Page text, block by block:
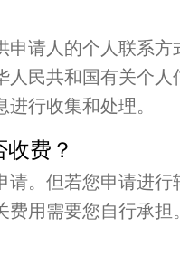
申请人的个人联系方
人民共和国有关个
行收集和处理。
费？
请。但若您申请进行
费用需要您自行承担